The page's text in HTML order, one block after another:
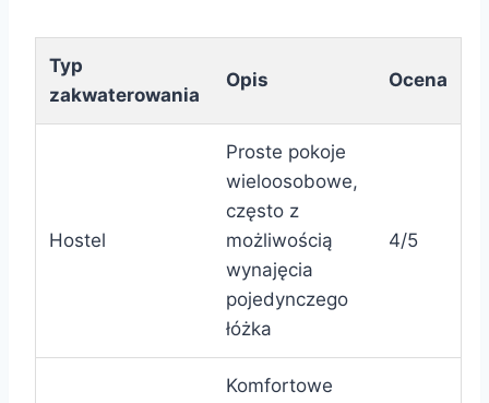
Typ
zakwaterowania
Opis Ocena
Hostel
Proste pokoje
wieloosobowe,
często z
możliwością
wynajęcia
pojedynczego
łóżka
4/5
Komfortowe